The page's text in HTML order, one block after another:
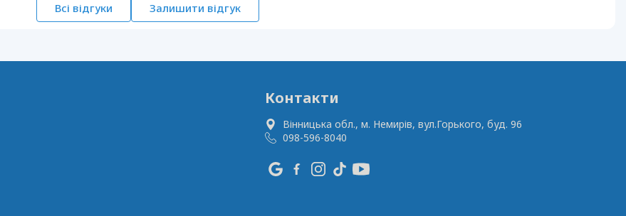
Всі відгуки Залишити відгук
Контакти
Вінницька обл., м. Немирів, вул.Горького, буд. 96
098-596-8040